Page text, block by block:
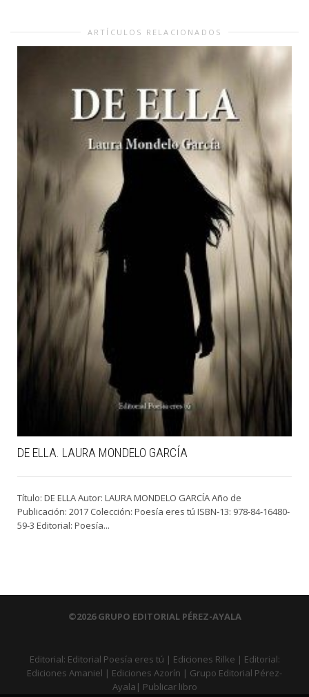
ARTÍCULOS RELACIONADOS
DE ELLA. LAURA MONDELO GARCÍA
Título: DE ELLA Autor: LAURA MONDELO GARCÍA Año de
Publicación: 2017 Colección: Poesía eres tú ISBN-13: 978-84-16480-
59-3 Editorial: Poesía...
©2026 GRUPO EDITORIAL PÉREZ-AYALA
Editorial: Editorial Poesía eres tú | Ediciones Rilke | Editorial:
Ediciones Amaniel | Ediciones Azorín | Grupo Editorial Pérez-
Ayala | Publicar libro